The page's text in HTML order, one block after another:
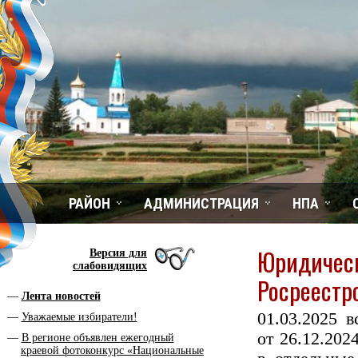
РАЙОН АДМИНИСТРАЦИЯ НПА
Версия для
слабовидящих
Лента новостей
Уважаемые избиратели!
В регионе объявлен ежегодный
краевой фотоконкурс «Национальные
01.03.2025
от